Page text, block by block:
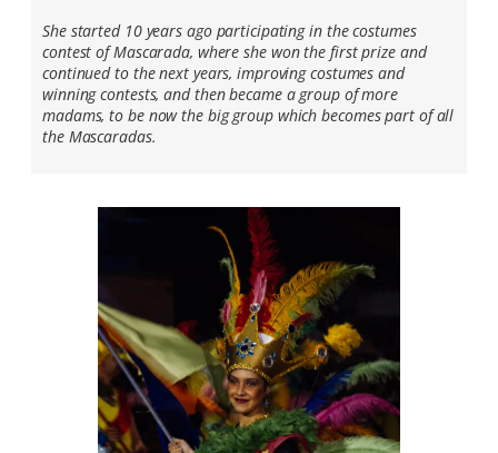
She started 10 years ago participating in the costumes
contest of Mascarada, where she won the first prize and
continued to the next years, improving costumes and
winning contests, and then became a group of more
madams, to be now the big group which becomes part of all
the Mascaradas.